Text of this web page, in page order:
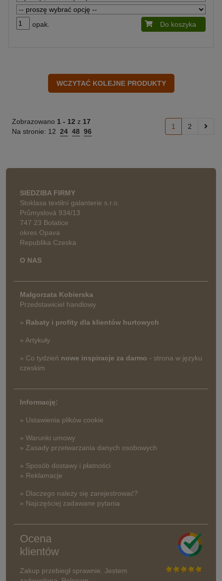
opak. Do koszyka
Zobrazowano 1 - 12 z 17
Na stronie: 12 24 48 96
1 2
SIEDZIBA FIRMY
Stoklasa textilní galanterie s.r.o.
Průmyslová 934/13
747 23 Bolatice
okres Opava
Republika Czeska
O NAS
Małgorzata Kobierska
Przedstawiciel handlowy
» Rabaty i profity dla klientów hurtowych
» Artykuły
» Co tydzień nowe inspiracje za darmo - strona w języku
czeskim
Informację:
» Ustawienia plików cookie
» Warunki umowy
» Zasady przetwarzania danych osobowych
» Sposób dostawy i płatności
» Reklamacje
» Dlaczego należy się zarejestrować?
» Najczęściej zadawane pytania
Ocena
klientów
Zakup przebiegł sprawnie. Jestem